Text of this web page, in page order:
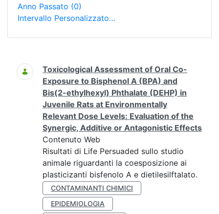
Anno Passato (0)
Intervallo Personalizzato…
Ricerca
Toxicological Assessment of Oral Co-
Exposure to Bisphenol A (BPA) and
Bis(2-ethylhexyl) Phthalate (DEHP) in
Juvenile Rats at Environmentally
Relevant Dose Levels: Evaluation of the
Synergic, Additive or Antagonistic Effects
Contenuto Web
Risultati di Life Persuaded sullo studio
animale riguardanti la coesposizione ai
plasticizanti bisfenolo A e dietilesilftalato.
CONTAMINANTI CHIMICI
EPIDEMIOLOGIA